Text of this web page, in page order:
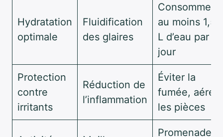
Hydratation
optimale
Fluidification
des glaires
Consommer
au moins 1,5
L d’eau par
jour
Protection
contre
irritants
Réduction de
l’inflammation
Éviter la
fumée, aérer
les pièces
Promenades